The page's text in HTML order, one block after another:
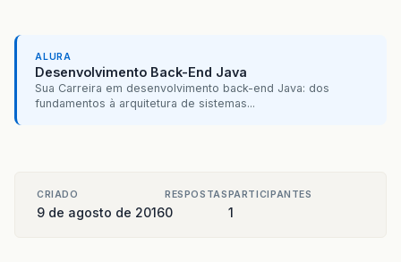
ALURA
Desenvolvimento Back-End Java
Sua Carreira em desenvolvimento back-end Java: dos
fundamentos à arquitetura de sistemas...
CRIADO
9 de agosto de 2016
RESPOSTAS
0
PARTICIPANTES
1